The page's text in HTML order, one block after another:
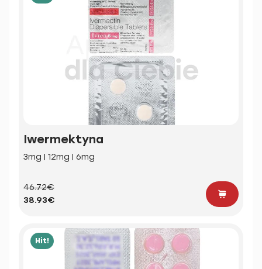
Iwermektyna
3mg | 12mg | 6mg
46.72€
38.93€
Hit!